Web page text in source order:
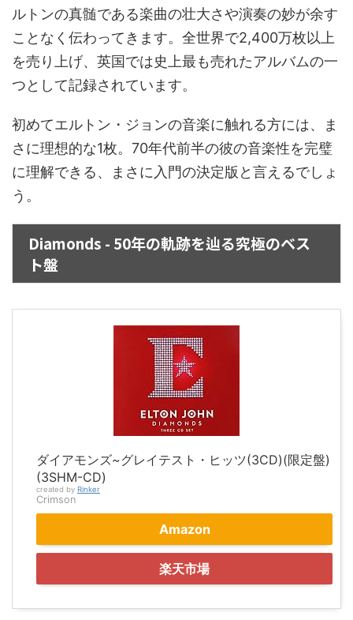
ルトンの真髄である楽曲の壮大さや演奏の妙が余す
ことなく伝わってきます。全世界で2,400万枚以上
を売り上げ、英国では史上最も売れたアルバムの一
つとして記録されています。
初めてエルトン・ジョンの音楽に触れる方には、ま
さに理想的な1枚。70年代前半の彼の音楽性を完璧
に理解できる、まさに入門の決定版と言えるでしょ
う。
Diamonds - 50年の軌跡を辿る究極のベス
ト盤
ダイアモンズ~グレイテスト・ヒッツ(3CD)(限定盤)
(3SHM-CD)
created by Rinker
Crimson
Amazon
楽天市場